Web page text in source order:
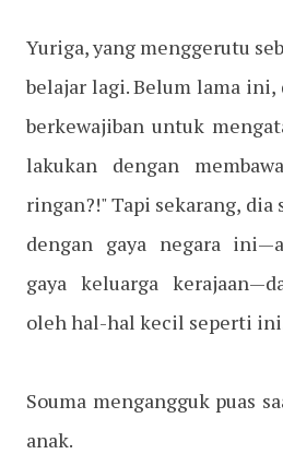
Yuriga, yang menggerutu
belajar lagi. Belum lama
berkewajiban untuk
lakukan dengan
ringan?!" Tapi sekarang, dia
dengan gaya negara
gaya keluarga
oleh hal-hal kecil seperti
Souma mengangguk puas
anak.